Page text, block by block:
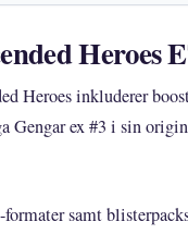
Heroes
Heroes inkluderer
Gengar ex #3 i sin
samt